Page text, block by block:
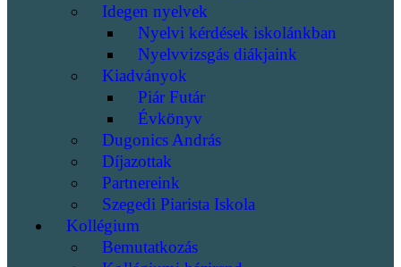
Idegen nyelvek
Nyelvi kérdések iskolánkban
Nyelvvizsgás diákjaink
Kiadványok
Piár Futár
Évkönyv
Dugonics András
Díjazottak
Partnereink
Szegedi Piarista Iskola
Kollégium
Bemutatkozás